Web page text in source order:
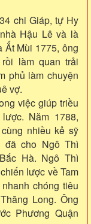
chi Giáp, tự Hy
Hậu Lê và là
Mùi 1775, ông
làm quan trải
phủ làm chuyện
vợ.
việc giúp triều
Năm 1788,
nhiều kẻ sỹ
đã cho Ngô Thì
Hà. Ngô Thì
lược về Tam
chóng tiêu
Long. Ông
Phương Quận